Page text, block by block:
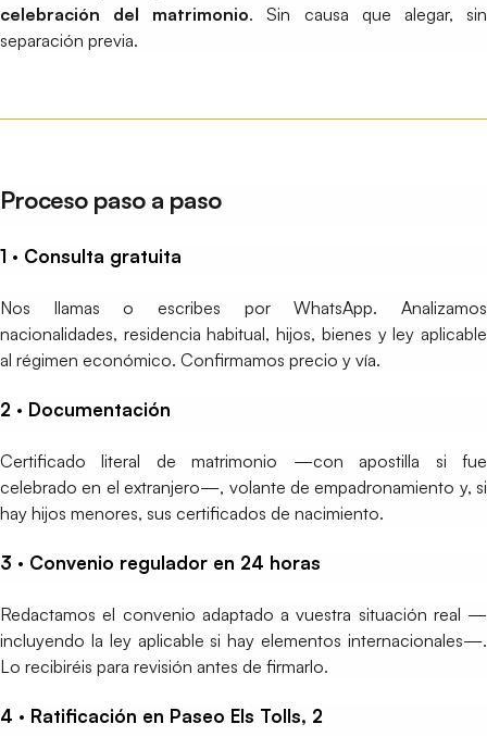
celebración del matrimonio. Sin causa que alegar, sin
separación previa.
Proceso paso a paso
1 · Consulta gratuita
Nos llamas o escribes por WhatsApp. Analizamos
nacionalidades, residencia habitual, hijos, bienes y ley aplicable
al régimen económico. Confirmamos precio y vía.
2 · Documentación
Certificado literal de matrimonio —con apostilla si fue
celebrado en el extranjero—, volante de empadronamiento y, si
hay hijos menores, sus certificados de nacimiento.
3 · Convenio regulador en 24 horas
Redactamos el convenio adaptado a vuestra situación real —
incluyendo la ley aplicable si hay elementos internacionales—.
Lo recibiréis para revisión antes de firmarlo.
4 · Ratificación en Paseo Els Tolls, 2